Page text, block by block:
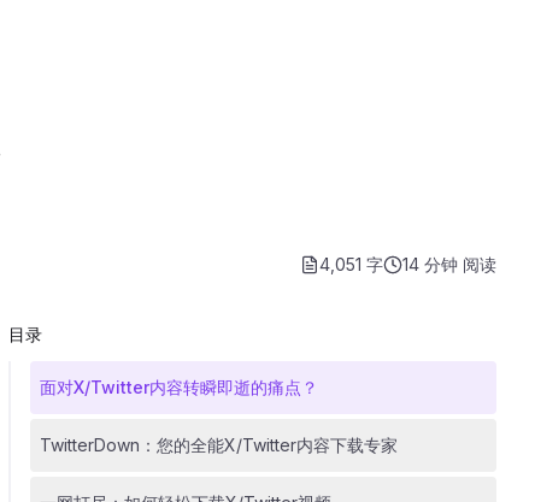
4,051 字 14 分钟 阅读
目录
面对X/Twitter内容转瞬即逝的痛点？
TwitterDown：您的全能X/Twitter内容下载专家